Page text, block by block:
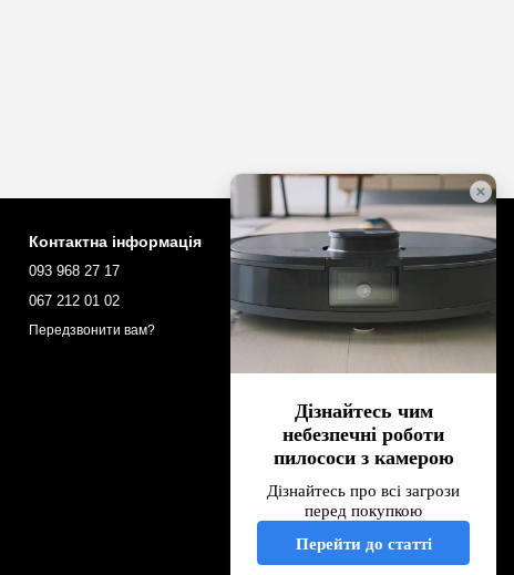
Контактна інформація
093 968 27 17
067 212 01 02
Передзвонити вам?
robotopua@gmail.com
м. Київ, вулиця Овруцька 18/5а,
04107
Мапа проїзду